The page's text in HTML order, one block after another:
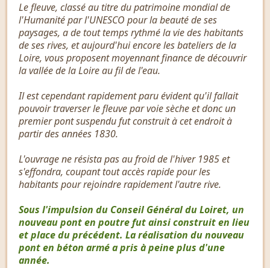
Le fleuve, classé au titre du patrimoine mondial de
l'Humanité par l'UNESCO pour la beauté de ses
paysages, a de tout temps rythmé la vie des habitants
de ses rives, et aujourd'hui encore les bateliers de la
Loire, vous proposent moyennant finance de découvrir
la vallée de la Loire au fil de l'eau.
Il est cependant rapidement paru évident qu'il fallait
pouvoir traverser le fleuve par voie sèche et donc un
premier pont suspendu fut construit à cet endroit à
partir des années 1830.
L'ouvrage ne résista pas au froid de l'hiver 1985 et
s'effondra, coupant tout accès rapide pour les
habitants pour rejoindre rapidement l'autre rive.
Sous l'impulsion du Conseil Général du Loiret, un
nouveau pont en poutre fut ainsi construit en lieu
et place du précédent. La réalisation du nouveau
pont en béton armé a pris à peine plus d'une
année.